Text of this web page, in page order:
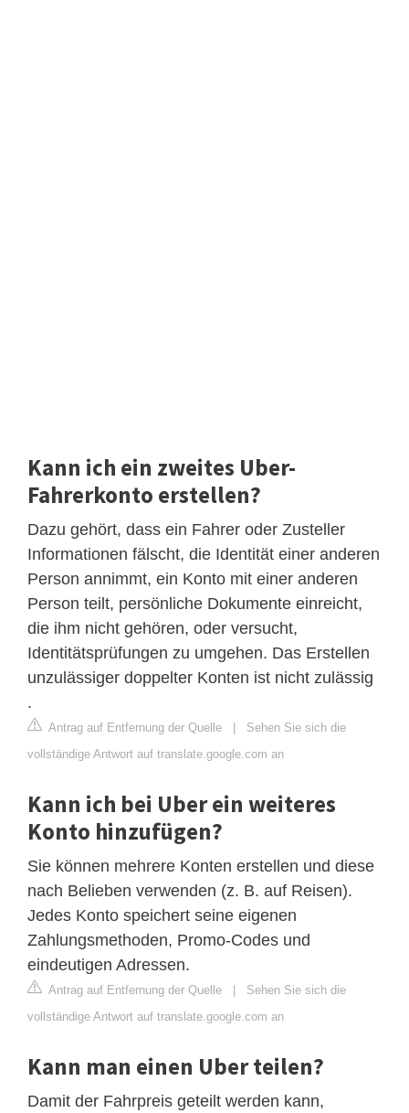
Kann ich ein zweites Uber-
Fahrerkonto erstellen?
Dazu gehört, dass ein Fahrer oder Zusteller
Informationen fälscht, die Identität einer anderen
Person annimmt, ein Konto mit einer anderen
Person teilt, persönliche Dokumente einreicht,
die ihm nicht gehören, oder versucht,
Identitätsprüfungen zu umgehen. Das Erstellen
unzulässiger doppelter Konten ist nicht zulässig
.
Antrag auf Entfernung der Quelle | Sehen Sie sich die
vollständige Antwort auf translate.google.com an
Kann ich bei Uber ein weiteres
Konto hinzufügen?
Sie können mehrere Konten erstellen und diese
nach Belieben verwenden (z. B. auf Reisen).
Jedes Konto speichert seine eigenen
Zahlungsmethoden, Promo-Codes und
eindeutigen Adressen.
Antrag auf Entfernung der Quelle | Sehen Sie sich die
vollständige Antwort auf translate.google.com an
Kann man einen Uber teilen?
Damit der Fahrpreis geteilt werden kann,